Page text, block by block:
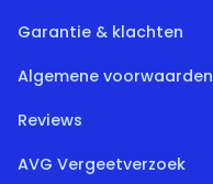
Garantie & klachten
Algemene voorwaarden
Reviews
AVG Vergeetverzoek